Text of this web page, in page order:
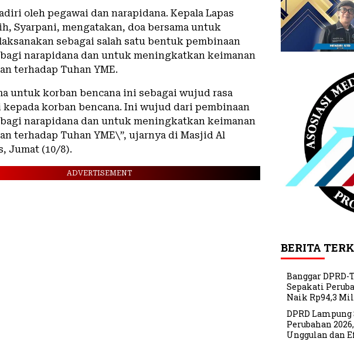
oleh pegawai dan narapidana. Kepala Lapas
Syarpani, mengatakan, doa bersama untuk
sebagai salah satu bentuk pembinaan
narapidana dan untuk meningkatkan keimanan
terhadap Tuhan YME.
untuk korban bencana ini sebagai wujud rasa
korban bencana. Ini wujud dari pembinaan
narapidana dan untuk meningkatkan keimanan
terhadap Tuhan YME\”, ujarnya di Masjid Al
Jumat (10/8).
ADVERTISEMENT
BERITA
Banggar DPRD-
Sepakati
Naik Rp94,3
DPRD
Perubahan
Unggulan dan